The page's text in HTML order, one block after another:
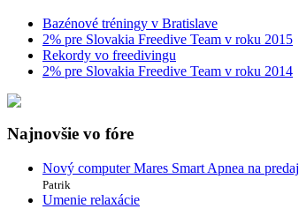
Bazénové tréningy v Bratislave
2% pre Slovakia Freedive Team v roku 2015
Rekordy vo freedivingu
2% pre Slovakia Freedive Team v roku 2014
Najnovšie vo fóre
Nový computer Mares Smart Apnea na predaj
Patrik
Umenie relaxácie